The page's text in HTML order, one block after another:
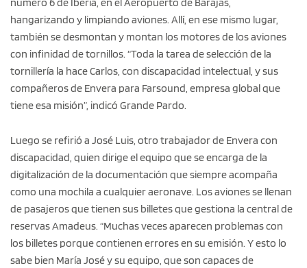
número 6 de Iberia, en el Aeropuerto de Barajas,
hangarizando y limpiando aviones. Allí, en ese mismo lugar,
también se desmontan y montan los motores de los aviones
con infinidad de tornillos. “Toda la tarea de selección de la
tornillería la hace Carlos, con discapacidad intelectual, y sus
compañeros de Envera para Farsound, empresa global que
tiene esa misión”, indicó Grande Pardo.
Luego se refirió a José Luis, otro trabajador de Envera con
discapacidad, quien dirige el equipo que se encarga de la
digitalización de la documentación que siempre acompaña
como una mochila a cualquier aeronave. Los aviones se llenan
de pasajeros que tienen sus billetes que gestiona la central de
reservas Amadeus. “Muchas veces aparecen problemas con
los billetes porque contienen errores en su emisión. Y esto lo
sabe bien María José y su equipo, que son capaces de